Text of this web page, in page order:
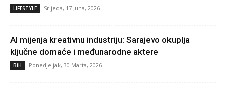
LIFESTYLE Srijeda, 17 Juna, 2026
AI mijenja kreativnu industriju: Sarajevo okuplja
ključne domaće i međunarodne aktere
BiH Ponedjeljak, 30 Marta, 2026